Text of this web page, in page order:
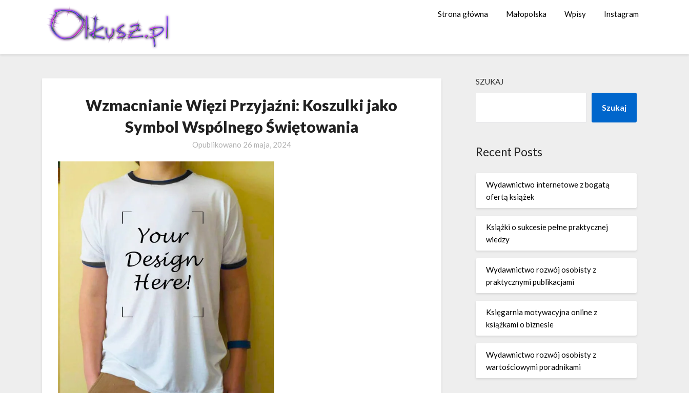
Strona główna Małopolska Wpisy Instagram
Wzmacnianie Więzi Przyjaźni: Koszulki jako
Symbol Wspólnego Świętowania
Opublikowano 26 maja, 2024
SZUKAJ
Szukaj
Recent Posts
Wydawnictwo internetowe z bogatą
ofertą książek
Książki o sukcesie pełne praktycznej
wiedzy
Wydawnictwo rozwój osobisty z
praktycznymi publikacjami
Księgarnia motywacyjna online z
książkami o biznesie
Wydawnictwo rozwój osobisty z
wartościowymi poradnikami